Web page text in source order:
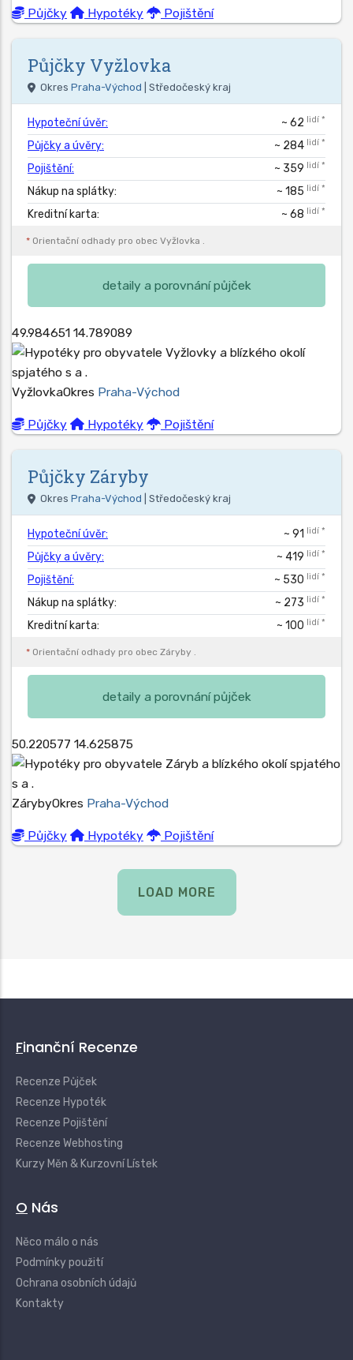
Půjčky Hypotéky Pojištění
Půjčky Vyžlovka
Okres Praha-Východ | Středočeský kraj
Hypoteční úvěr: ~ 62 lidí *
Půjčky a úvěry: ~ 284 lidí *
Pojištění: ~ 359 lidí *
Nákup na splátky: ~ 185 lidí *
Kreditní karta: ~ 68 lidí *
* Orientační odhady pro obec Vyžlovka .
detaily a porovnání půjček
49.984651 14.789089
VyžlovkaOkres Praha-Východ
Půjčky Hypotéky Pojištění
Půjčky Záryby
Okres Praha-Východ | Středočeský kraj
Hypoteční úvěr: ~ 91 lidí *
Půjčky a úvěry: ~ 419 lidí *
Pojištění: ~ 530 lidí *
Nákup na splátky: ~ 273 lidí *
Kreditní karta: ~ 100 lidí *
* Orientační odhady pro obec Záryby .
detaily a porovnání půjček
50.220577 14.625875
ZárybyOkres Praha-Východ
Půjčky Hypotéky Pojištění
LOAD MORE
Finanční Recenze
Recenze Půjček
Recenze Hypoték
Recenze Pojištění
Recenze Webhosting
Kurzy Měn & Kurzovní Lístek
O Nás
Něco málo o nás
Podmínky použití
Ochrana osobních údajů
Kontakty